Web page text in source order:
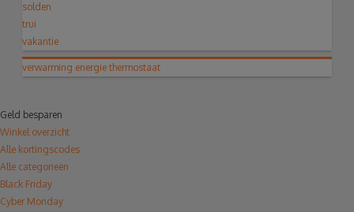
solden
trui
vakantie
verwarming energie thermostaat
Geld besparen
Winkel overzicht
Alle kortingscodes
Alle categorieën
Black Friday
Cyber Monday